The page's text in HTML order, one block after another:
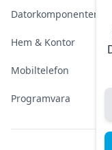
Datorkomponenter
Hem & Kontor
Mobiltelefon
Programvara